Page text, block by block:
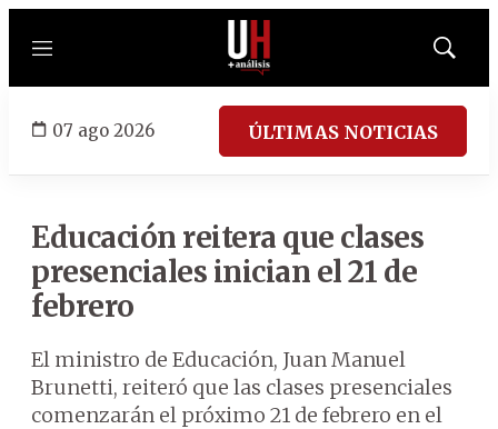
Menú
Mostrar
07 ago 2026 ÚLTIMAS NOTICIAS
Educación reitera que clases
presenciales inician el 21 de
febrero
El ministro de Educación, Juan Manuel
Brunetti, reiteró que las clases presenciales
comenzarán el próximo 21 de febrero en el